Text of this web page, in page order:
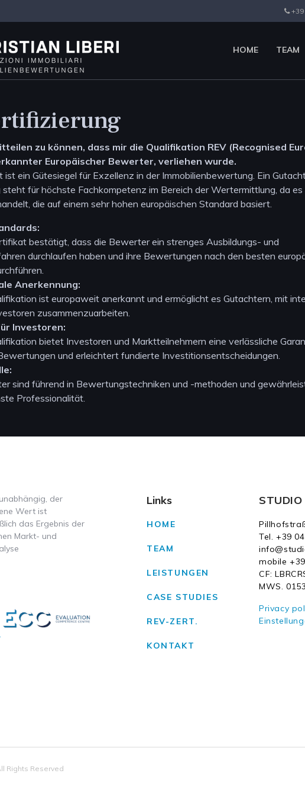
HOME TEAM
zu können, dass mir die Qualifikation REV (Recognised
Europäischer Bewerter, verliehen wurde.
ein Gütesiegel für Exzellenz in der Immobilienbewertung. Ein
für höchste Fachkompetenz im Bereich der Wertermittlung, da es
die auf einem sehr hohen europäischen Standard basiert.
bestätigt, dass die Bewerter ein strenges Ausbildungs- und
durchlaufen haben und ihre Bewertungen nach den besten
Anerkennung:
ist europaweit anerkannt und ermöglicht es Gutachtern, mit
zusammenzuarbeiten.
Investoren:
bietet Investoren und Marktteilnehmern eine verlässliche
und erleichtert fundierte Investitionsentscheidungen.
sind führend in Bewertungstechniken und -methoden und
Professionalität.
der
Wert ist
das Ergebnis der
Markt- und
Links
HOME
TEAM
LEISTUNGEN
CASE STUDIES
REV-ZERT.
KONTAKT
STUDIO
Tel. +39
mobile
CF:
MWS.
Privacy
Rights Reserved